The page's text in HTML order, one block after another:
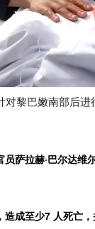
对黎巴嫩南部后进
萨拉赫·巴尔达
成至少7 人死亡